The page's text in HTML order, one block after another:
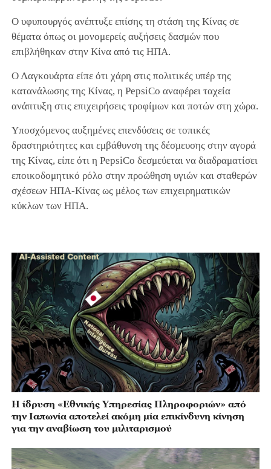
Ο υφυπουργός ανέπτυξε επίσης τη στάση της Κίνας σε
θέματα όπως οι μονομερείς αυξήσεις δασμών που
επιβλήθηκαν στην Κίνα από τις ΗΠΑ.
Ο Λαγκουάρτα είπε ότι χάρη στις πολιτικές υπέρ της
κατανάλωσης της Κίνας, η PepsiCo αναφέρει ταχεία
ανάπτυξη στις επιχειρήσεις τροφίμων και ποτών στη χώρα.
Υποσχόμενος αυξημένες επενδύσεις σε τοπικές
δραστηριότητες και εμβάθυνση της δέσμευσης στην αγορά
της Κίνας, είπε ότι η PepsiCo δεσμεύεται να διαδραματίσει
εποικοδομητικό ρόλο στην προώθηση υγιών και σταθερών
σχέσεων ΗΠΑ-Κίνας ως μέλος των επιχειρηματικών
κύκλων των ΗΠΑ.
Η ίδρυση «Εθνικής Υπηρεσίας Πληροφοριών» από
την Ιαπωνία αποτελεί ακόμη μία επικίνδυνη κίνηση
για την αναβίωση του μιλιταρισμού